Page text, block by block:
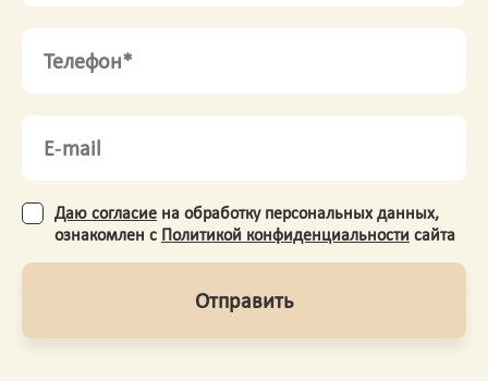
Даю согласие на обработку персональных данных,
ознакомлен с Политикой конфиденциальности сайта
Отправить